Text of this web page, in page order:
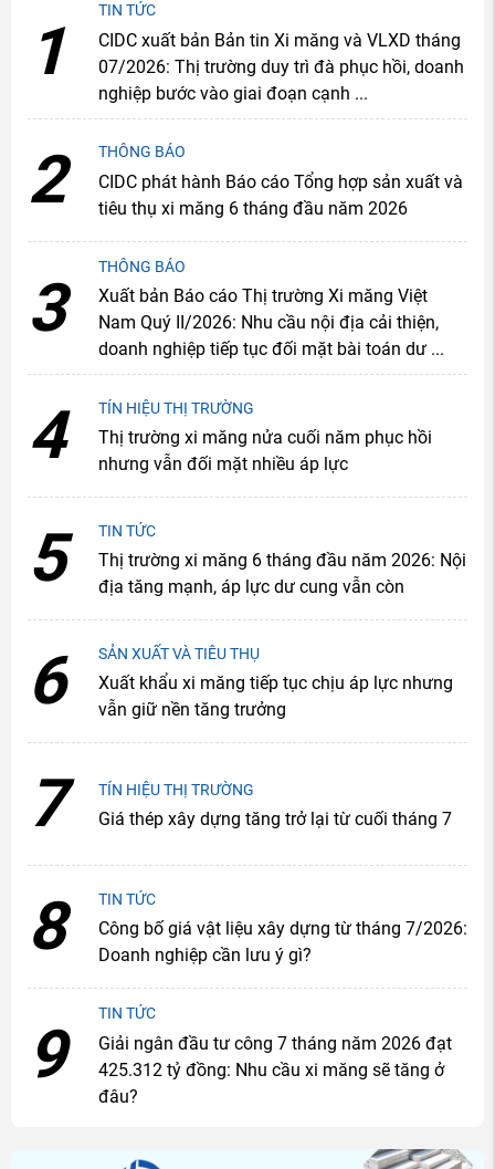
1
TIN TỨC
CIDC xuất bản Bản tin Xi măng và VLXD tháng
07/2026: Thị trường duy trì đà phục hồi, doanh
nghiệp bước vào giai đoạn cạnh ...
2 THÔNG BÁO
CIDC phát hành Báo cáo Tổng hợp sản xuất và
tiêu thụ xi măng 6 tháng đầu năm 2026
3
THÔNG BÁO
Xuất bản Báo cáo Thị trường Xi măng Việt
Nam Quý II/2026: Nhu cầu nội địa cải thiện,
doanh nghiệp tiếp tục đối mặt bài toán dư ...
4 TÍN HIỆU THỊ TRƯỜNG
Thị trường xi măng nửa cuối năm phục hồi
nhưng vẫn đối mặt nhiều áp lực
5 TIN TỨC
Thị trường xi măng 6 tháng đầu năm 2026: Nội
địa tăng mạnh, áp lực dư cung vẫn còn
6 SẢN XUẤT VÀ TIÊU THỤ
Xuất khẩu xi măng tiếp tục chịu áp lực nhưng
vẫn giữ nền tăng trưởng
7 TÍN HIỆU THỊ TRƯỜNG
Giá thép xây dựng tăng trở lại từ cuối tháng 7
8 TIN TỨC
Công bố giá vật liệu xây dựng từ tháng 7/2026:
Doanh nghiệp cần lưu ý gì?
9
TIN TỨC
Giải ngân đầu tư công 7 tháng năm 2026 đạt
425.312 tỷ đồng: Nhu cầu xi măng sẽ tăng ở
đâu?